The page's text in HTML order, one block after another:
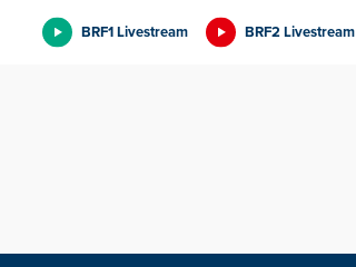
BRF1 Livestream BRF2 Livestream